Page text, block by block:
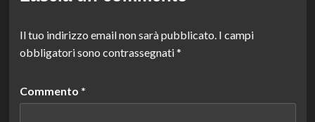
Il tuo indirizzo email non sarà pubblicato. I campi
obbligatori sono contrassegnati*
Commento *